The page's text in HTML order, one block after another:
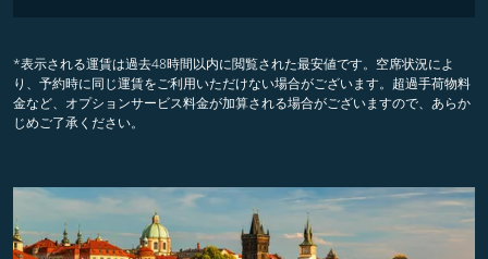
*表示される運賃は過去48時間以内に閲覧された最安値です。空席状況によ
り、予約時に同じ運賃をご利用いただけない場合がございます。超過手荷物料
金など、オプションサービス料金が加算される場合がございますので、あらか
じめご了承ください。